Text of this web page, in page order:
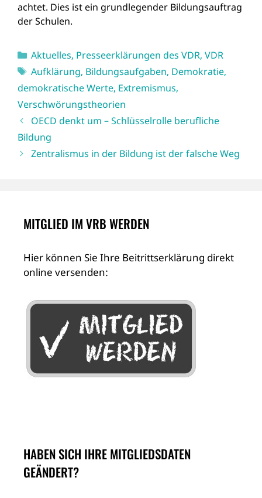
achtet. Dies ist ein grundlegender Bildungsauftrag
der Schulen.
Kategorien
Aktuelles, Presseerklärungen des VDR, VDR
Schlagwörter
Aufklärung, Bildungsaufgaben, Demokratie,
demokratische Werte, Extremismus,
Verschwörungstheorien
OECD denkt um – Schlüsselrolle berufliche
Bildung
Zentralismus in der Bildung ist der falsche Weg
MITGLIED IM VRB WERDEN
Hier können Sie Ihre Beitrittserklärung direkt
online versenden:
HABEN SICH IHRE MITGLIEDSDATEN
GEÄNDERT?